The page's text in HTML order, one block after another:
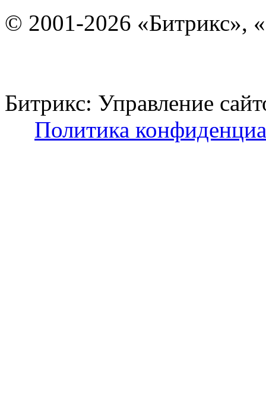
© 2001-2026 «Битрикс»,
Битрикс: Управление
Политика